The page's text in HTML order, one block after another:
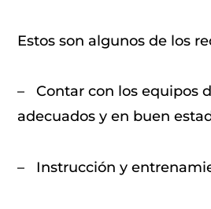
Estos son algunos de los
– Contar con los equipos
adecuados y en buen
– Instrucción y